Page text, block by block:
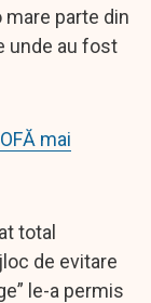
parte din
unde au fost
mai
total
de evitare
le-a permis